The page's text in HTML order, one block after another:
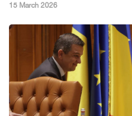
,15 March 2026